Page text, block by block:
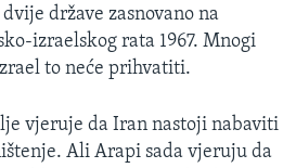
države zasnovano na
izraelskog rata 1967. Mnogi
to neće prihvatiti.
vjeruje da Iran nastoji nabaviti
Ali Arapi sada vjeruju da